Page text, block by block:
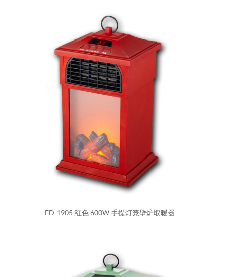
FD-1905 红色 600W 手提灯笼壁炉取暖器